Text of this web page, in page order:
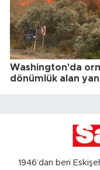
Washington'da
dönümlük alan
1946’dan beri